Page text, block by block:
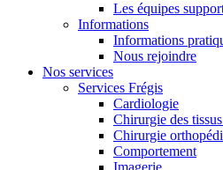
Les équipes
Informations
Informations
Nous rejoindre
Nos services
Services Frégis
Cardiologie
Chirurgie des
Chirurgie
Comportement
Imagerie